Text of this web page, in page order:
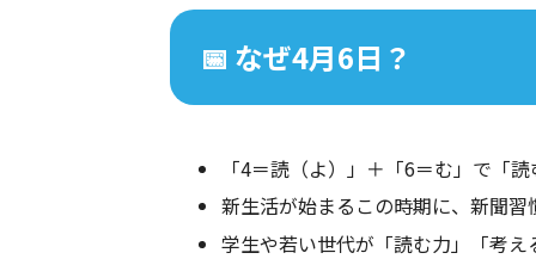
📅 なぜ4月6日？
「4＝読（よ）」＋「6＝む」で「
新生活が始まるこの時期に、新聞
学生や若い世代が「読む力」「考